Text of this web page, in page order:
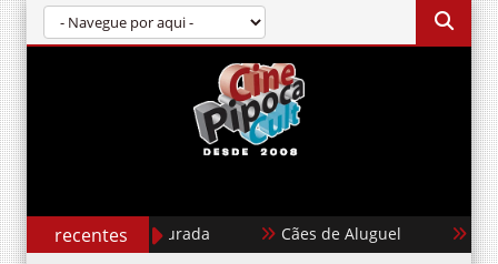
recentes
Garota Dourada Cães de Aluguel